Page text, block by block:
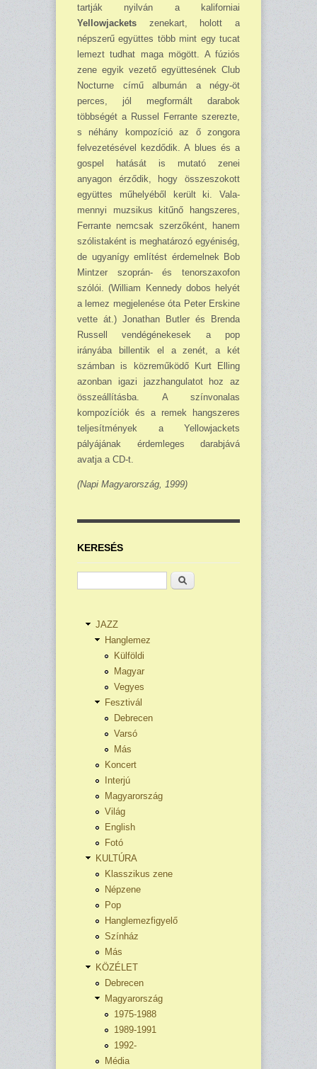
tartják nyilván a kaliforniai
Yellowjackets zene­kart, holott a
népszerű együttes több mint egy tucat
lemezt tud­hat maga mögött. A fúziós
zene egyik vezető együttesének Club
Nocturne című albumán a négy-öt
perces, jól megformált darabok
többségét a Russel Ferrante szerezte,
s néhány kom­pozíció az ő zongora
felvezetésével kezdő­dik. A blues és a
gospel hatását is mutató zenei
anyagon érző­dik, hogy összeszokott
együttes műhelyéből került ki. Vala­
mennyi muzsikus kitűnő hang­szeres,
Ferrante nemcsak szer­zőként, hanem
szólistaként is meghatározó egyéniség,
de ugyanígy említést érdemelnek Bob
Mintzer szoprán- és tenor­szaxofon
szólói. (William Ken­nedy dobos helyét
a lemez meg­jelenése óta Peter Erskine
vette át.) Jonathan Butler és Brenda
Russell vendégénekesek a pop
irányába billentik el a ze­nét, a két
számban is közremű­ködő Kurt Elling
azonban igazi jazzhangulatot hoz az
összeállításba. A színvonalas
kompozíciók és a remek hangszeres
teljesítmények a Yellowjackets
pályájának érdemleges darabjává
avatja a CD-t.
(Napi Magyarország, 1999)
KERESÉS
Keresés
JAZZ
Hanglemez
Külföldi
Magyar
Vegyes
Fesztivál
Debrecen
Varsó
Más
Koncert
Interjú
Magyarország
Világ
English
Fotó
KULTÚRA
Klasszikus zene
Népzene
Pop
Hanglemezfigyelő
Színház
Más
KÖZÉLET
Debrecen
Magyarország
1975-1988
1989-1991
1992-
Média